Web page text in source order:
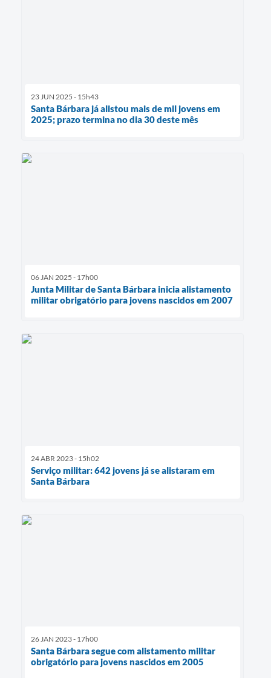
23 JUN 2025 - 15h43
Santa Bárbara já alistou mais de mil jovens em
2025; prazo termina no dia 30 deste mês
06 JAN 2025 - 17h00
Junta Militar de Santa Bárbara inicia alistamento
militar obrigatório para jovens nascidos em 2007
24 ABR 2023 - 15h02
Serviço militar: 642 jovens já se alistaram em
Santa Bárbara
26 JAN 2023 - 17h00
Santa Bárbara segue com alistamento militar
obrigatório para jovens nascidos em 2005